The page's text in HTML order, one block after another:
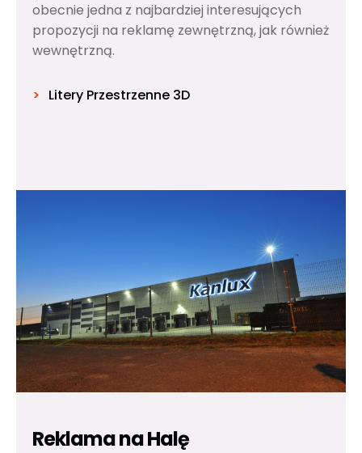
obecnie jedna z najbardziej interesujących
propozycji na reklamę zewnętrzną, jak również
wewnętrzną.
Litery Przestrzenne 3D
Reklama na Halę